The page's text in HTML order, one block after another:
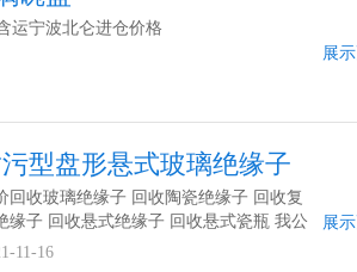
运宁波北仑进仓价格
展
型盘形悬式玻璃绝缘子
回收玻璃绝缘子 回收陶瓷绝缘子 回收复
缘子 回收悬式绝缘子 回收悬式瓷瓶 我公
年回收各种绝缘子。主要回收各种玻璃绝
展
11-16